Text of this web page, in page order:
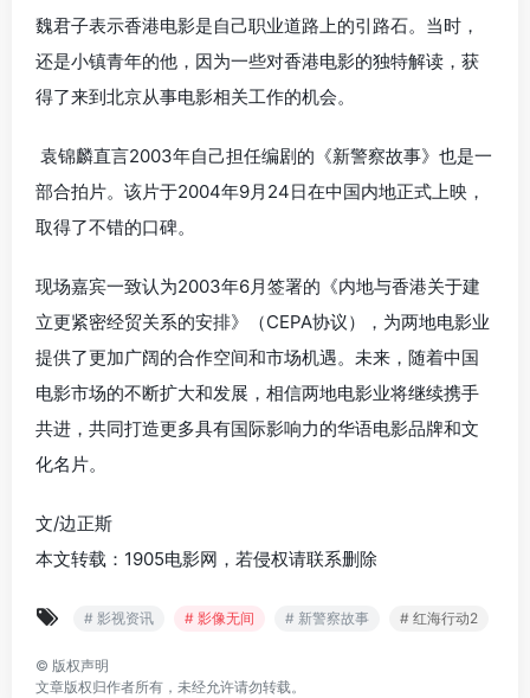
魏君子表示香港电影是自己职业道路上的引路石。当时，
还是小镇青年的他，因为一些对香港电影的独特解读，获
得了来到北京从事电影相关工作的机会。
袁锦麟直言2003年自己担任编剧的《新警察故事》也是一
部合拍片。该片于2004年9月24日在中国内地正式上映，
取得了不错的口碑。
现场嘉宾一致认为2003年6月签署的《内地与香港关于建
立更紧密经贸关系的安排》（CEPA协议），为两地电影业
提供了更加广阔的合作空间和市场机遇。未来，随着中国
电影市场的不断扩大和发展，相信两地电影业将继续携手
共进，共同打造更多具有国际影响力的华语电影品牌和文
化名片。
文/边正斯
本文转载：1905电影网，若侵权请联系删除
# 影视资讯 # 影像无间 # 新警察故事 # 红海行动2
© 版权声明
文章版权归作者所有，未经允许请勿转载。